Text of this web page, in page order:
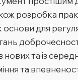
розробка
для
нових та із
та